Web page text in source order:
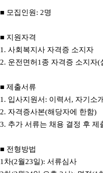
■ 모집인원: 2명
■ 지원자격
1. 사회복지사 자격증 소지자
2. 운전면허1종 자격증 소지자(
■ 제출서류
1. 입사지원서: 이력서, 자기소
2. 자격증사본(해당자에 한함)
3. 추가 서류는 채용 결정 후 제
■ 전형방법
1차(2월23일): 서류심사